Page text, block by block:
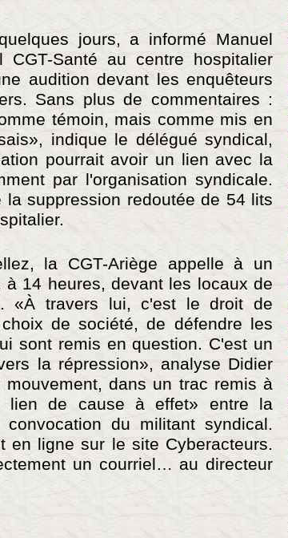
jours, a informé Manuel
CGT-Santé au centre hospitalier
audition devant les enquêteurs
Sans plus de commentaires :
témoin, mais comme mis en
indique le délégué syndical,
pourrait avoir un lien avec la
par l'organisation syndicale.
suppression redoutée de 54 lits
la CGT-Ariège appelle à un
14 heures, devant les locaux de
«À travers lui, c'est le droit de
de société, de défendre les
sont remis en question. C'est un
la répression», analyse Didier
dans un trac remis à
lien de cause à effet» entre la
du militant syndical.
en ligne sur le site Cyberacteurs.
un courriel… au directeur